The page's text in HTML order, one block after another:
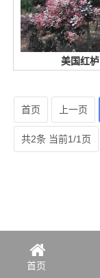
美国红栌
首页 上一页
共2条 当前1/1页
首页